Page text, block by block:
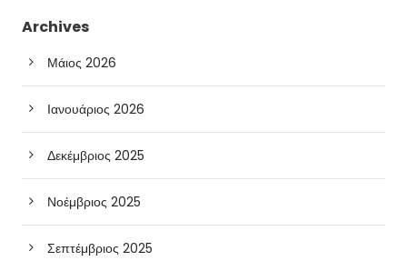
Archives
Μάιος 2026
Ιανουάριος 2026
Δεκέμβριος 2025
Νοέμβριος 2025
Σεπτέμβριος 2025